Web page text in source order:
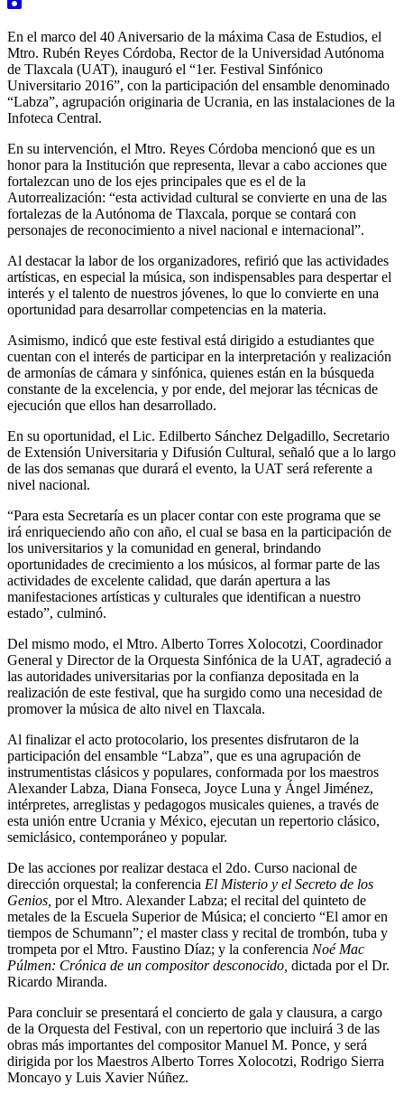
En el marco del 40 Aniversario de la máxima Casa de Estudios, el
Mtro. Rubén Reyes Córdoba, Rector de la Universidad Autónoma
de Tlaxcala (UAT), inauguró el “1er. Festival Sinfónico
Universitario 2016”, con la participación del ensamble denominado
“Labza”, agrupación originaria de Ucrania, en las instalaciones de la
Infoteca Central.
En su intervención, el Mtro. Reyes Córdoba mencionó que es un
honor para la Institución que representa, llevar a cabo acciones que
fortalezcan uno de los ejes principales que es el de la
Autorrealización: “esta actividad cultural se convierte en una de las
fortalezas de la Autónoma de Tlaxcala, porque se contará con
personajes de reconocimiento a nivel nacional e internacional”.
Al destacar la labor de los organizadores, refirió que las actividades
artísticas, en especial la música, son indispensables para despertar el
interés y el talento de nuestros jóvenes, lo que lo convierte en una
oportunidad para desarrollar competencias en la materia.
Asimismo, indicó que este festival está dirigido a estudiantes que
cuentan con el interés de participar en la interpretación y realización
de armonías de cámara y sinfónica, quienes están en la búsqueda
constante de la excelencia, y por ende, del mejorar las técnicas de
ejecución que ellos han desarrollado.
En su oportunidad, el Lic. Edilberto Sánchez Delgadillo, Secretario
de Extensión Universitaria y Difusión Cultural, señaló que a lo largo
de las dos semanas que durará el evento, la UAT será referente a
nivel nacional.
“Para esta Secretaría es un placer contar con este programa que se
irá enriqueciendo año con año, el cual se basa en la participación de
los universitarios y la comunidad en general, brindando
oportunidades de crecimiento a los músicos, al formar parte de las
actividades de excelente calidad, que darán apertura a las
manifestaciones artísticas y culturales que identifican a nuestro
estado”, culminó.
Del mismo modo, el Mtro. Alberto Torres Xolocotzi, Coordinador
General y Director de la Orquesta Sinfónica de la UAT, agradeció a
las autoridades universitarias por la confianza depositada en la
realización de este festival, que ha surgido como una necesidad de
promover la música de alto nivel en Tlaxcala.
Al finalizar el acto protocolario, los presentes disfrutaron de la
participación del ensamble “Labza”, que es una agrupación de
instrumentistas clásicos y populares, conformada por los maestros
Alexander Labza, Diana Fonseca, Joyce Luna y Ángel Jiménez,
intérpretes, arreglistas y pedagogos musicales quienes, a través de
esta unión entre Ucrania y México, ejecutan un repertorio clásico,
semiclásico, contemporáneo y popular.
De las acciones por realizar destaca el 2do. Curso nacional de
dirección orquestal; la conferencia El Misterio y el Secreto de los
Genios, por el Mtro. Alexander Labza; el recital del quinteto de
metales de la Escuela Superior de Música; el concierto “El amor en
tiempos de Schumann”; el master class y recital de trombón, tuba y
trompeta por el Mtro. Faustino Díaz; y la conferencia Noé Mac
Púlmen: Crónica de un compositor desconocido, dictada por el Dr.
Ricardo Miranda.
Para concluir se presentará el concierto de gala y clausura, a cargo
de la Orquesta del Festival, con un repertorio que incluirá 3 de las
obras más importantes del compositor Manuel M. Ponce, y será
dirigida por los Maestros Alberto Torres Xolocotzi, Rodrigo Sierra
Moncayo y Luis Xavier Núñez.